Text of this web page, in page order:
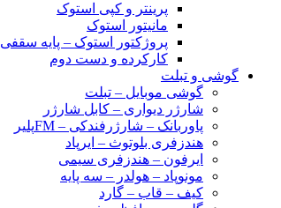
پرینتر و کپی استوک
مانیتور استوک
پروژکتور استوک – پایه سقفی
کارکرده و دست دوم
گوشی و تبلت
گوشی موبایل – تبلت
شارژر دیواری – کابل شارژر
پاوربانک – شارژرفندکی – FMپلیر
هندزفری بلوتوث – ایرپاد
ایرفون – هندزفری سیمی
مونوپاد – هولدر – سه پایه
کیف – قاب – گارد